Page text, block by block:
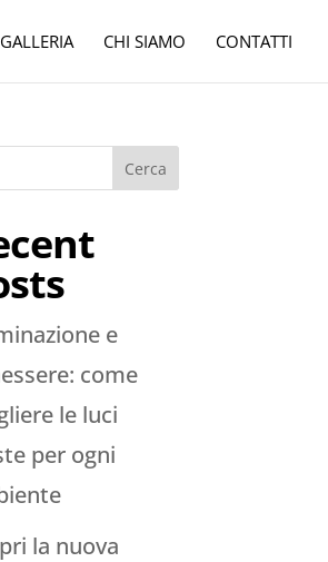
GALLERIA CHI SIAMO CONTATTI
Cerca
e
come
le luci
per ogni
la nuova